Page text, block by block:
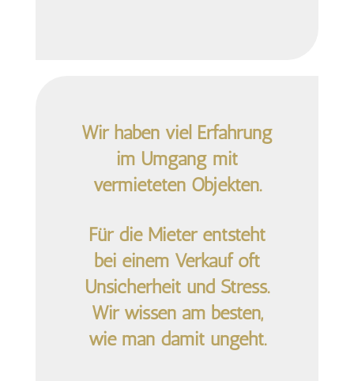
Wir haben viel Erfahrung
im Umgang mit
vermieteten Objekten.
Für die Mieter entsteht
bei einem Verkauf oft
Unsicherheit und Stress.
Wir wissen am besten,
wie man damit ungeht.